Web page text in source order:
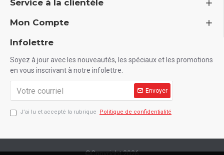
Service à la clientèle
Mon Compte
Infolettre
Soyez à jour avec les nouveautés, les spéciaux et les promotions
en vous inscrivant à notre infolettre.
Envoyer
J’ai lu et accepté la rubrique Politique de confidentialité